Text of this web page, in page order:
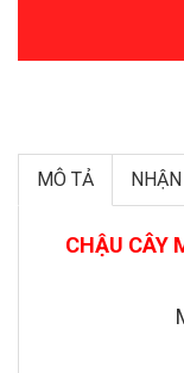
MÔ TẢ
CHẬU CÂY